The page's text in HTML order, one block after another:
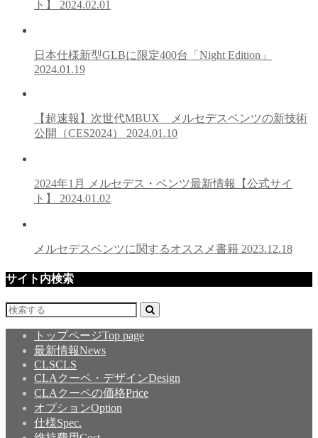
ト】 2024.02.01
日本仕様新型GLBに限定400台「Night Edition」
2024.01.19
【超速報】次世代MBUX メルセデスベンツの新技術
公開（CES2024） 2024.01.10
2024年1月 メルセデス・ベンツ最新情報【公式サイ
ト】 2024.01.02
メルセデスベンツに関するオススメ書籍 2023.12.18
サイト内検索
トップページTop page
最新情報News
CLSCLS
CLAクーペ・デザインDesign
CLAクーペの価格Price
オプションOption
仕様Spec.